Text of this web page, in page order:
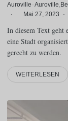
Auroville ·Auroville
·
Mai 27, 2023 ·
In diesem Text geht
eine Stadt
gerecht zu werden.
WEITERLESEN